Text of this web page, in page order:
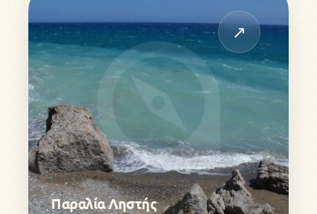
↗
Παραλία Ληστής